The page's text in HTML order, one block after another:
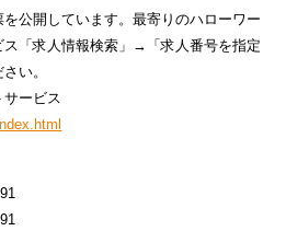
公開しています。最寄りのハローワー
ス「求人情報検索」→「求人番号を指定
い。
ービス